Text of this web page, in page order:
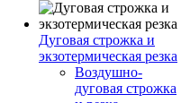
Дуговая строжка и
экзотермическая резка
Воздушно-
дуговая строжка